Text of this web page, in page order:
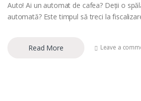
Auto! Ai un automat de cafea? Deții o
automată? Este timpul să treci la
Read More Leave a